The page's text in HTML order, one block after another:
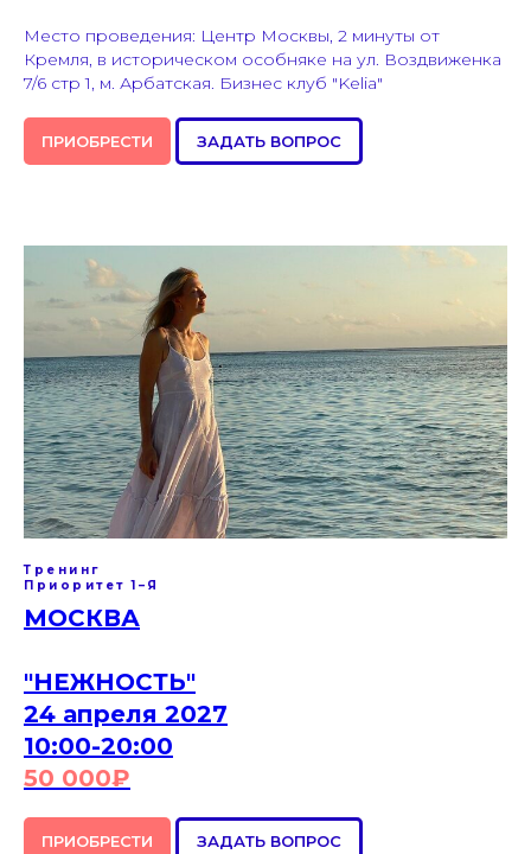
Место проведения: Центр Москвы, 2 минуты от
Кремля, в историческом особняке на ул. Воздвиженка
7/6 стр 1, м. Арбатская. Бизнес клуб "Kelia"
ПРИОБРЕСТИ ЗАДАТЬ ВОПРОС
Тренинг
Приоритет 1–Я
МОСКВА
"НЕЖНОСТЬ"
24 апреля 2027
10:00-20:00
50 000₽
ПРИОБРЕСТИ ЗАДАТЬ ВОПРОС